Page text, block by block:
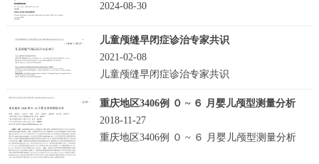
2024-08-30
儿童颅缝早闭症诊治专家共识
2021-02-08
儿童颅缝早闭症诊治专家共识
重庆地区3406例 ０ ~ ６ 月婴儿颅型测量分析
2018-11-27
重庆地区3406例 ０ ~ ６ 月婴儿颅型测量分析